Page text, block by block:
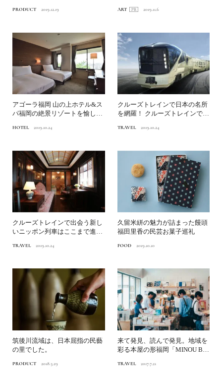
PRODUCT 2019.12.19 ART 2019.11.6
アゴーラ福岡 山の上ホテル&ス
パ福岡の絶景リゾートを愉しむ
HOTEL 2019.10.24
クルーズトレインで日本の名所
を網羅！ クルーズトレインで出
TRAVEL 2019.10.24
クルーズトレインで出会う新し
いニッポン列車はここまで進化
TRAVEL 2019.10.24
久留米絣の魅力が詰まった饅頭
福田里香の民芸お菓子巡礼
FOOD 2019.10.10
筑後川流域は、日本屈指の民藝
の里でした。
PRODUCT 2018.3.29
来て発見、読んで発見。地域を
彩る本屋の形福岡「MINOU BO
TRAVEL 2017.7.21